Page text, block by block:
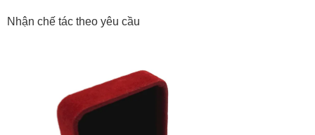
Nhận chế tác theo yêu cầu